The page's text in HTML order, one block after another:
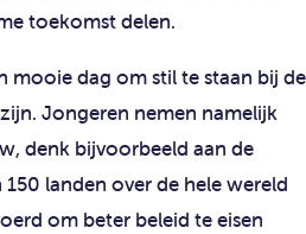
toekomst delen.
mooie dag om stil te staan bij de
Jongeren nemen namelijk
denk bijvoorbeeld aan de
landen over de hele wereld
om beter beleid te eisen